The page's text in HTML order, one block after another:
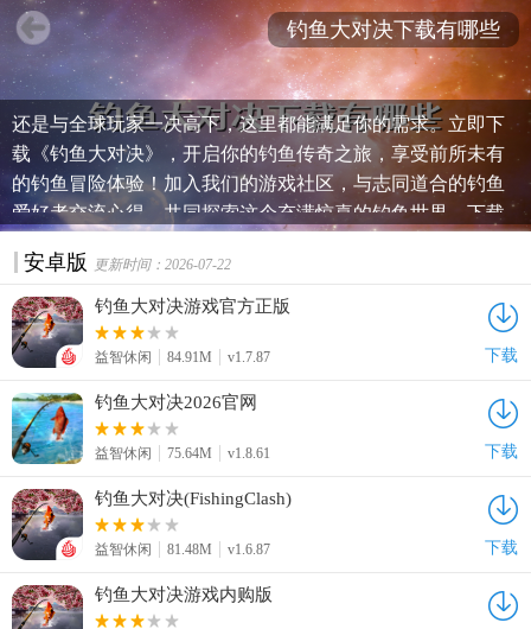
"《钓鱼大对决》手游，带你走进逼真钓鱼世界！体验刺激的
水下探险，感受最真实的钓鱼乐趣。无论是寻找神秘鱼种，
还是与全球玩家一决高下，这里都能满足你的需求。立即下
载《钓鱼大对决》，开启你的钓鱼传奇之旅，享受前所未有
的钓鱼冒险体验！加入我们的游戏社区，与志同道合的钓鱼
爱好者交流心得，共同探索这个充满惊喜的钓鱼世界。下载
游戏，即刻开启你的钓鱼大对决之旅！"
钓鱼大对决下载有哪些
安卓版 更新时间：2026-07-22
钓鱼大对决游戏官方正版
益智休闲 84.91M v1.7.87 下载
钓鱼大对决2026官网
益智休闲 75.64M v1.8.61 下载
钓鱼大对决(FishingClash)
益智休闲 81.48M v1.6.87 下载
钓鱼大对决游戏内购版